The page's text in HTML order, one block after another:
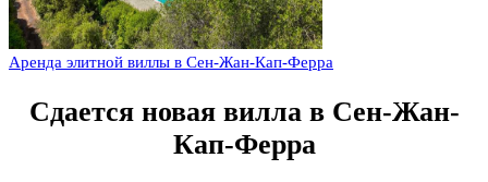
Аренда элитной виллы в Сен-Жан-Кап-Ферра
Сдается новая вилла в Сен-Жан-
Кап-Ферра